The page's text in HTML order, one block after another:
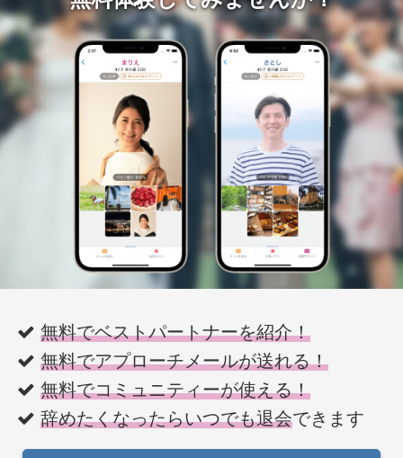
無料でベストパートナーを紹介！
無料でアプローチメールが送れる！
無料でコミュニティーが使える！
辞めたくなったらいつでも退会できます